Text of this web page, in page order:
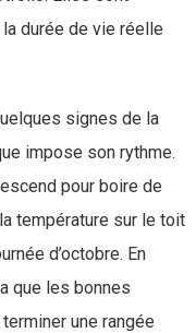
durée de vie réelle
signes de la
impose son rythme.
pour boire de
température sur le toit
d’octobre. En
que les bonnes
une rangée